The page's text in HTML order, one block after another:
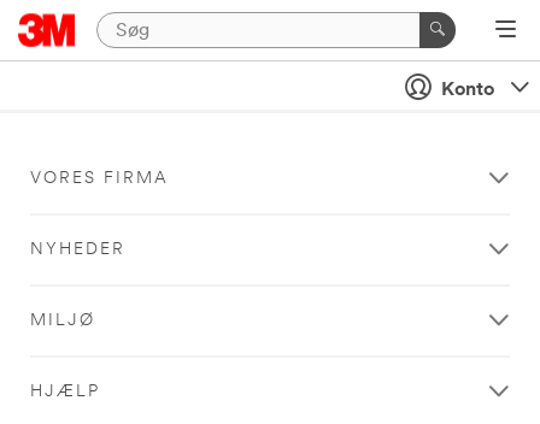
Konto
VORES FIRMA
NYHEDER
MILJØ
HJÆLP